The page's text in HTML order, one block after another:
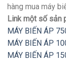
hàng mua máy
Link một số sản
MÁY BIẾN ÁP
MÁY BIẾN ÁP
MÁY BIẾN ÁP